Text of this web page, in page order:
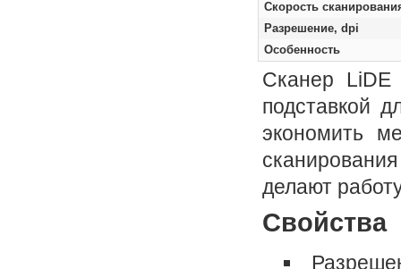
Скорость
Разрешение, dpi
Особенность
Сканер LiDE
подставкой
экономить
делают
Свойства